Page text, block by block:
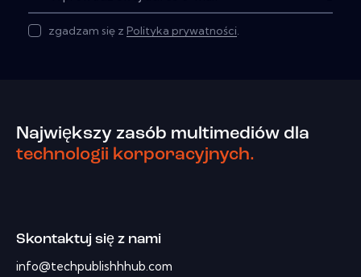
zgadzam się z Polityka prywatności.
Największy zasób multimediów dla
technologii korporacyjnych.
Skontaktuj się z nami
info@techpublishhhub.com